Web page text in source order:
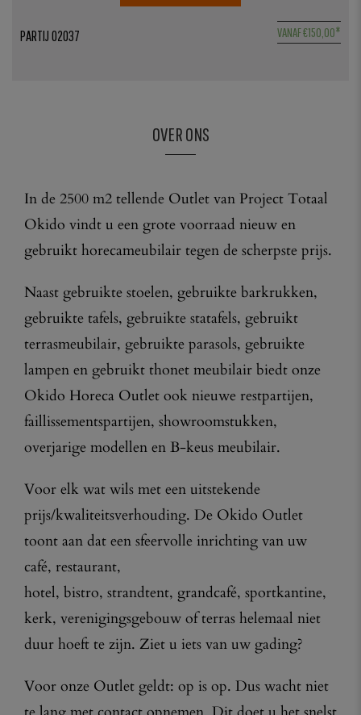
VANAF€150,00*
PARTIJ 02037
OVER ONS
In de 2500 m2 tellende Outlet van Project Totaal
Okido vindt u een grote voorraad nieuw en
gebruikt horecameubilair tegen de scherpste prijs.
Naast gebruikte stoelen, gebruikte barkrukken,
gebruikte tafels, gebruikte statafels, gebruikt
terrasmeubilair, gebruikte parasols, gebruikte
lampen en gebruikt thonet meubilair biedt onze
Okido Horeca Outlet ook nieuwe restpartijen,
faillissementspartijen, showroomstukken,
overjarige modellen en B-keus meubilair.
Voor elk wat wils met een uitstekende
prijs/kwaliteitsverhouding. De Okido Outlet
toont aan dat een sfeervolle inrichting van uw
café, restaurant,
hotel, bistro, strandtent, grandcafé, sportkantine,
kerk, verenigingsgebouw of terras helemaal niet
duur hoeft te zijn. Ziet u iets van uw gading?
Voor onze Outlet geldt: op is op. Dus wacht niet